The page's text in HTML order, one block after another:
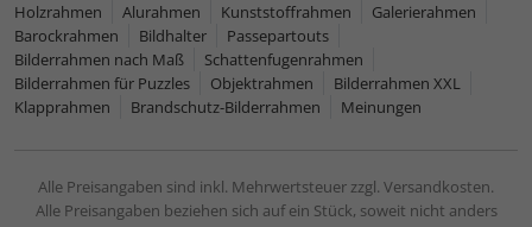
Holzrahmen Alurahmen Kunststoffrahmen
Galerierahmen
Barockrahmen
Bildhalter
Passepartouts
Bilderrahmen nach Maß
Schattenfugenrahmen
Bilderrahmen für Puzzles
Objektrahmen
Bilderrahmen XXL
Klapprahmen
Brandschutz-Bilderrahmen Meinungen
Alle Preisangaben sind inkl. Mehrwertsteuer zzgl. Versandkosten.
Alle Preisangaben beziehen sich auf ein Stück, soweit nicht anders